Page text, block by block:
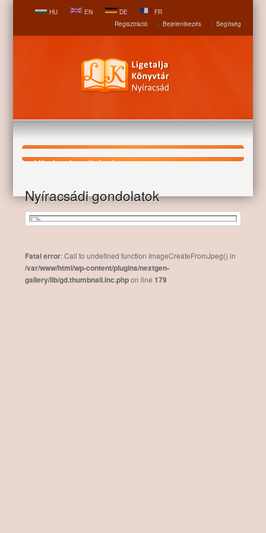
HU EN DE
FR
Regisztráció
| Bejelentkezés | Segítség
Hírek, aktualitások
Nyitólap Hírek, aktualitások Nyíracsádi gondolatok
Nyíracsádi gondolatok
Fatal error: Call to undefined function ImageCreateFromJpeg() in
/var/www/html/wp-content/plugins/nextgen-
gallery/lib/gd.thumbnail.inc.phpon line179